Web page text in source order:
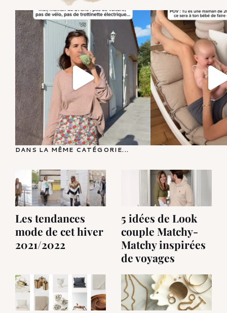
DANS LA MÊME CATÉGORIE...
Les tendances
mode de cet hiver
2021/2022
5 idées de Look
couple Matchy-
Matchy inspirées
de voyages